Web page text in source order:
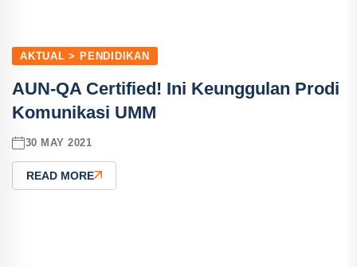
AKTUAL > PENDIDIKAN
AUN-QA Certified! Ini Keunggulan Prodi
Komunikasi UMM
30 MAY 2021
READ MORE